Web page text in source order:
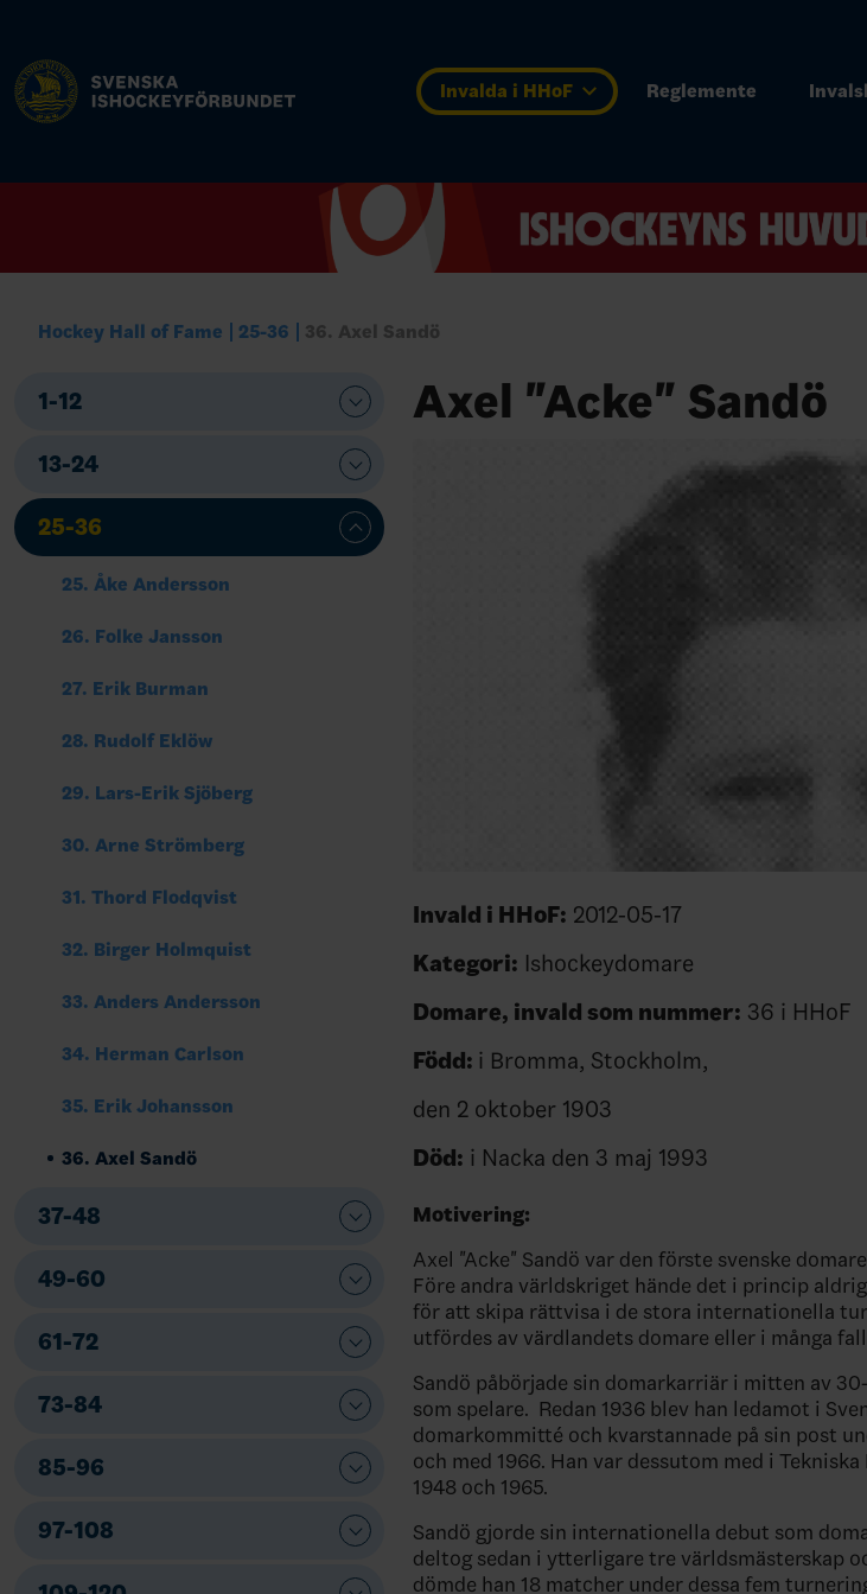
Invalda i HHoF Reglemente
Hockey Hall of Fame 25-36 36. Axel Sandö
1-12
13-24
25-36
25. Åke Andersson
26. Folke Jansson
27. Erik Burman
28. Rudolf Eklöw
29. Lars-Erik Sjöberg
30. Arne Strömberg
31. Thord Flodqvist
32. Birger Holmquist
33. Anders Andersson
34. Herman Carlson
35. Erik Johansson
36. Axel Sandö
37-48
49-60
61-72
73-84
85-96
97-108
Axel "Acke" Sandö
Invald i HHoF: 2012-05-17
Kategori: Ishockeydomare
Domare, invald som nummer: 36 i HHoF
Född: i Bromma, Stockholm,
den 2 oktober 1903
Död: i Nacka den 3 maj 1993
Motivering:
Axel "Acke" Sandö var den förste svenske
Före andra världskriget hände det i princip
för att skipa rättvisa i de stora internationella
utfördes av värdlandets domare eller i många
Sandö påbörjade sin domarkarriär i mitten av
som spelare. Redan 1936 blev han ledamot i
domarkommitté och kvarstannade på sin post
och med 1966. Han var dessutom med i
1948 och 1965.
Sandö gjorde sin internationella debut som
deltog sedan i ytterligare tre världsmästerskap
dömde han 18 matcher under dessa fem